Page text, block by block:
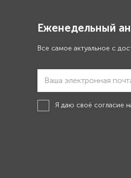
Еженедельный
Все самое актуальное с
Я даю своё согласие